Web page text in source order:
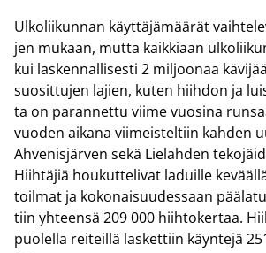
Ul­ko­lii­kun­nan käyt­tä­jä­mää­rät
jen mu­kaan, mutta kaik­ki­aan
kui las­ken­nal­li­ses­ti 2 mil­joo­naa
suo­sit­tu­jen la­jien, kuten hiih­don ja
ta on pa­ran­net­tu viime vuo­si­na
vuo­den ai­ka­na vii­meis­tel­tiin kah­den
Ah­ve­nis­jär­ven sekä Lie­lah­den
Hiih­tä­jiä hou­kut­te­li­vat la­duil­le
toil­mat ja ko­ko­nai­suu­des­saan
tiin yh­teen­sä 209 000 hiih­to­ker­taa.
puo­lel­la rei­teil­lä las­ket­tiin käyn­te­jä